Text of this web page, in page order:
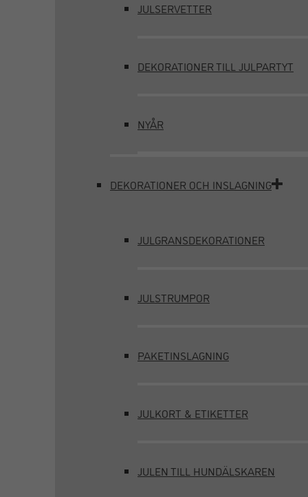
JULSERVETTER
DEKORATIONER TILL JULPARTYT
NYÅR
DEKORATIONER OCH INSLAGNING
JULGRANSDEKORATIONER
JULSTRUMPOR
PAKETINSLAGNING
JULKORT & ETIKETTER
JULEN TILL HUNDÄLSKAREN